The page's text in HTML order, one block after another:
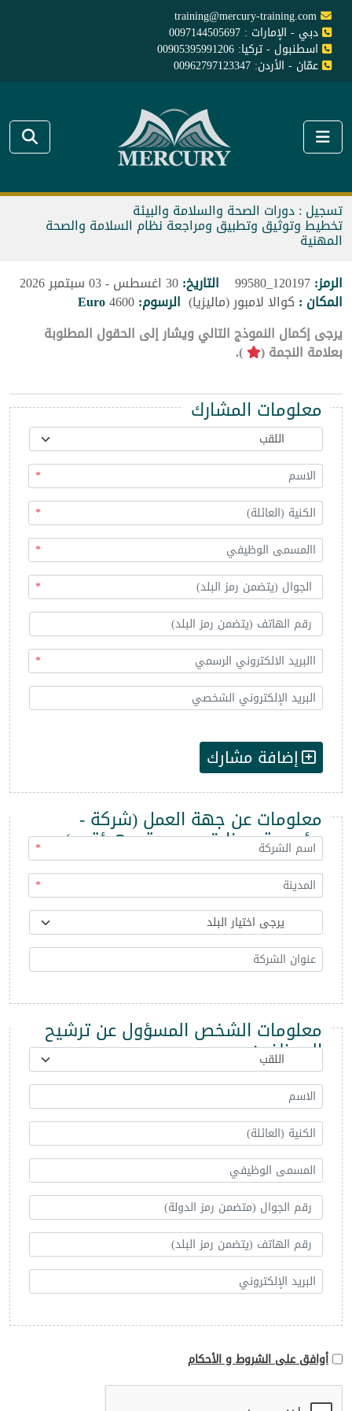
training@mercury-training.com
دبي - الإمارات : 0097144505697
اسطنبول - تركيا: 00905395991206
عمّان - الأردن: 00962797123347
تسجيل : دورات الصحة والسلامة والبيئة
تخطيط وتوثيق وتطبيق ومراجعة نظام السلامة والصحة
المهنية
الرمز:
التاريخ:
المكان : كوالا لامبور (ماليزيا) الرسوم:4600
Euro
يرجى إكمال النموذج التالي ويشار إلى الحقول المطلوبة
بعلامة النجمة ( ).
معلومات المشارك
*
*
*
*
*
إضافة مشارك
معلومات عن جهة العمل (شركة -
مؤسسة - وزارة - مديرية - هيئة ...)
*
*
معلومات الشخص المسؤول عن ترشيح
الموظفين
أوافق على الشروط و الأحكام